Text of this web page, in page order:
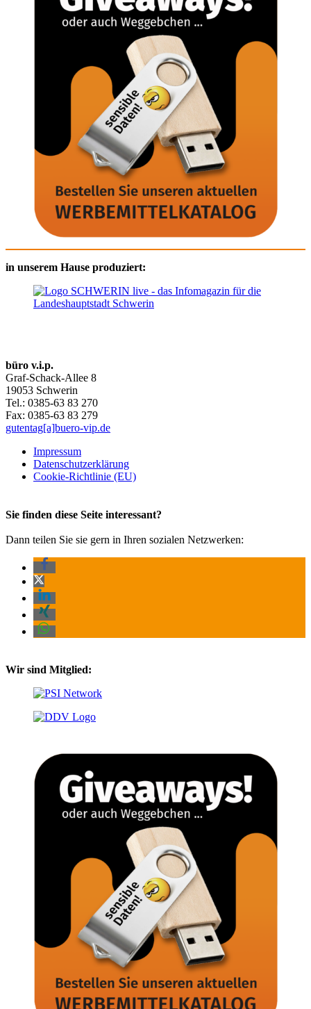
in unserem Hause produziert:
büro v.i.p.
Graf-Schack-Allee 8
19053 Schwerin
Tel.: 0385-63 83 270
Fax: 0385-63 83 279
gutentag[a]buero-vip.de
Impressum
Datenschutz­erklärung
Cookie-Richtlinie (EU)
Sie finden diese Seite interessant?
Dann teilen Sie sie gern in Ihren sozialen Netzwerken:
Wir sind Mitglied: